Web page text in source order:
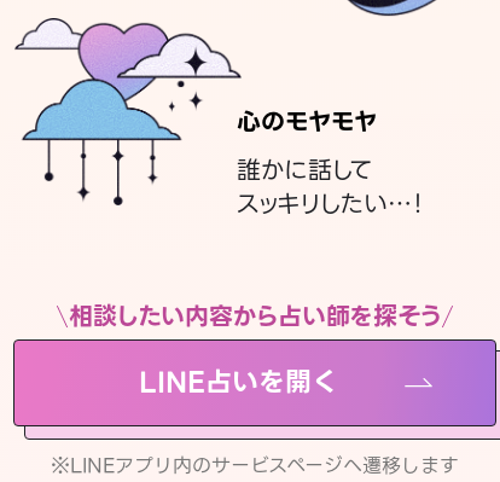
心のモヤモヤ
誰かに話して
スッキリしたい…！
相談したい内容から占い師を探そう
LINE占いを開く
※LINEアプリ内のサービスページへ遷移します